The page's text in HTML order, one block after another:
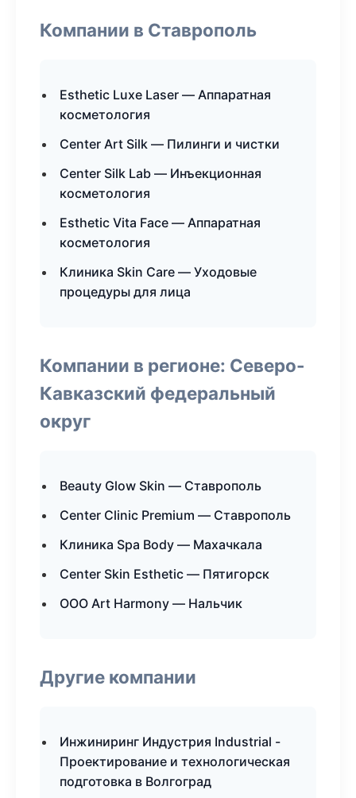
Компании в Ставрополь
Esthetic Luxe Laser — Аппаратная
косметология
Center Art Silk — Пилинги и чистки
Center Silk Lab — Инъекционная
косметология
Esthetic Vita Face — Аппаратная
косметология
Клиника Skin Care — Уходовые
процедуры для лица
Компании в регионе: Северо-
Кавказский федеральный
округ
Beauty Glow Skin — Ставрополь
Center Clinic Premium — Ставрополь
Клиника Spa Body — Махачкала
Center Skin Esthetic — Пятигорск
ООО Art Harmony — Нальчик
Другие компании
Инжиниринг Индустрия Industrial -
Проектирование и технологическая
подготовка в Волгоград